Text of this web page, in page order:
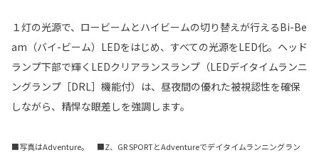
１灯の光源で、ロービームとハイビームの切り替えが行えるBi-Be
am（バイ-ビーム）LEDをはじめ、すべての光源をLED化。ヘッド
ランプ下部で輝くLEDクリアランスランプ（LEDデイタイムランニ
ングランプ［DRL］機能付）は、昼夜間の優れた被視認性を確保
しながら、精悍な眼差しを強調します。
■写真はAdventure。 ■Z、GR SPORTとAdventureでデイタイムランニングラン